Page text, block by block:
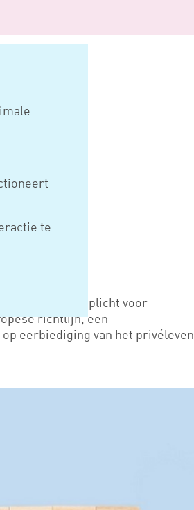
te
een meldingsplicht voor
richtlijn, een
eerbiediging van het privéleven